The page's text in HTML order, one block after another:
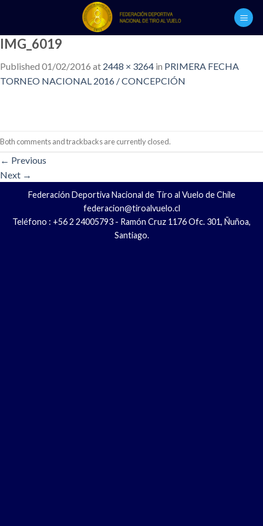
content
IMG_6019
Published 01/02/2016 at 2448 × 3264 in PRIMERA FECHA
TORNEO NACIONAL 2016 / CONCEPCIÓN
Both comments and trackbacks are currently closed.
← Previous
Next →
Federación Deportiva Nacional de Tiro al Vuelo de Chile
federacion@tiroalvuelo.cl
Teléfono : +56 2 24005793 - Ramón Cruz 1176 Ofc. 301, Ñuñoa,
Santiago.